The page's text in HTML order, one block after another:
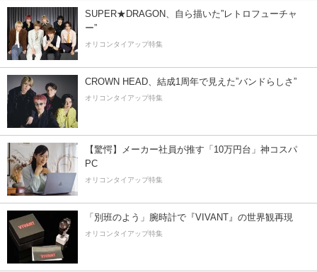
SUPER★DRAGON、自ら描いた”レトロフューチャ
ー”
オリコンタイアップ特集
CROWN HEAD、結成1周年で見えた”バンドらしさ”
オリコンタイアップ特集
【驚愕】メーカー社員が推す「10万円台」神コスパ
PC
オリコンタイアップ特集
「別班のよう」腕時計で『VIVANT』の世界観再現
オリコンタイアップ特集